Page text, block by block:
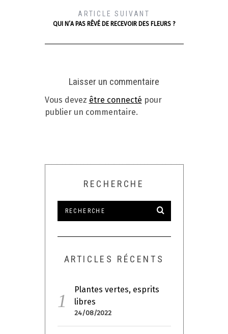
ARTICLE SUIVANT
QUI N’A PAS RÊVÉ DE RECEVOIR DES FLEURS ?
Laisser un commentaire
Vous devez être connecté pour
publier un commentaire.
RECHERCHE
ARTICLES RÉCENTS
Plantes vertes, esprits
libres
24/08/2022